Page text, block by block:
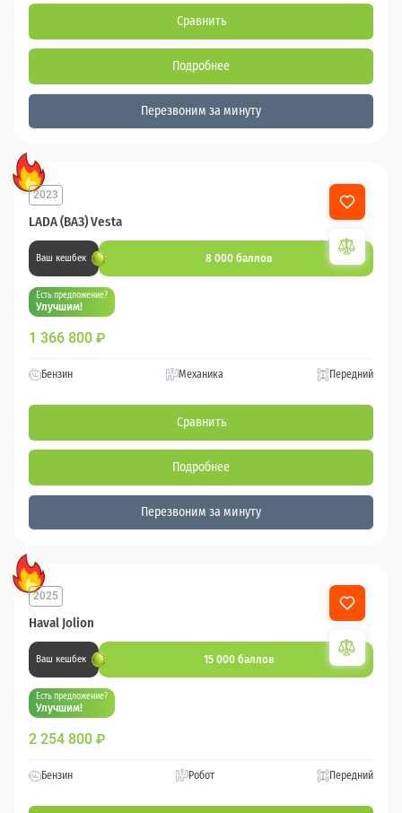
Сравнить
Подробнее
Перезвоним за минуту
LADA (ВАЗ) Vesta
2023
Ваш кешбек 8 000 баллов
Есть предложение?
Улучшим!
1 366 800 ₽
Бензин Механика Передний
Сравнить
Подробнее
Перезвоним за минуту
Haval Jolion
2025
Ваш кешбек 15 000 баллов
Есть предложение?
Улучшим!
2 254 800 ₽
Бензин Робот Передний